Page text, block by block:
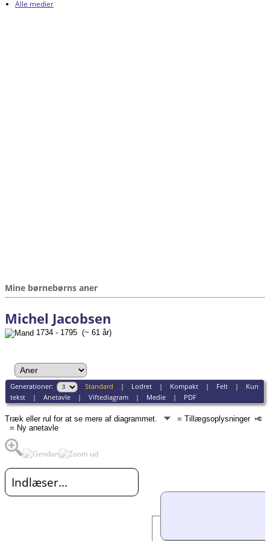
Alle medier
Mine børnebørns aner
Michel Jacobsen
1734 - 1795 (~ 61 år)
Generationer: Standard | Lodret| Kompakt| Felt| Kun
tekst| Anetavle| Viftediagram| Medie| PDF
Træk eller rul for at se mere af diagrammet.
= Tillægsoplysninger
= Ny anetavle
Indlæser...